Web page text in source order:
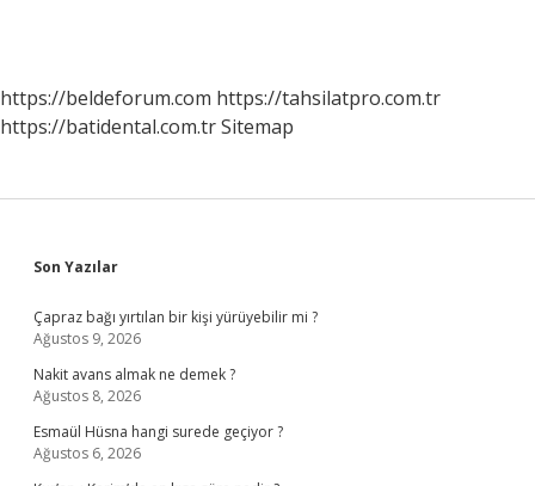
https://beldeforum.com https://tahsilatpro.com.tr
https://batidental.com.trSitemap
Sidebar
Son Yazılar
Çapraz bağı yırtılan bir kişi yürüyebilir mi ?
Ağustos 9, 2026
Nakit avans almak ne demek ?
Ağustos 8, 2026
Esmaül Hüsna hangi surede geçiyor ?
Ağustos 6, 2026